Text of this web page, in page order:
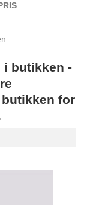
i butikken -
for